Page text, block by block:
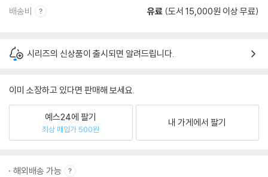
배송비 유료 (도서 15,000원 이상 무료)
시리즈의 신상품이 출시되면 알려드립니다.
이미 소장하고 있다면 판매해 보세요.
예스24에 팔기
최상 매입가 500원
내 가게에서 팔기
해외배송 가능